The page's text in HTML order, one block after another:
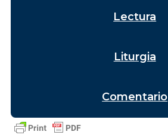
Lectura
Liturgia
Comentario